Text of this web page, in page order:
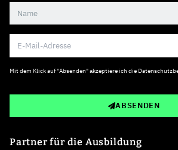
Mit dem Klick auf "Absenden" akzeptiere ich die
ABSENDEN
Partner für die Ausbildung